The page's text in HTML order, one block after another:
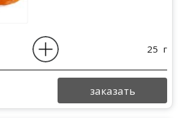
25 г
заказать